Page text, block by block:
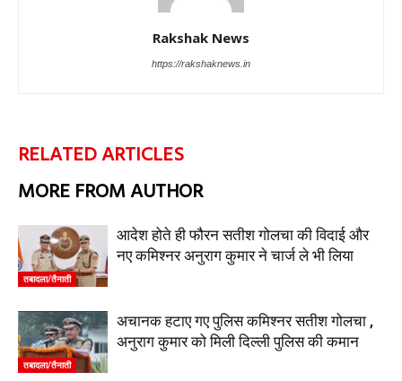
Rakshak News
https://rakshaknews.in
RELATED ARTICLES
MORE FROM AUTHOR
तबादला/तैनाती
आदेश होते ही फौरन सतीश गोलचा की विदाई और
नए कमिश्नर अनुराग कुमार ने चार्ज ले भी लिया
तबादला/तैनाती
अचानक हटाए गए पुलिस कमिश्नर सतीश गोलचा ,
अनुराग कुमार को मिली दिल्ली पुलिस की कमान